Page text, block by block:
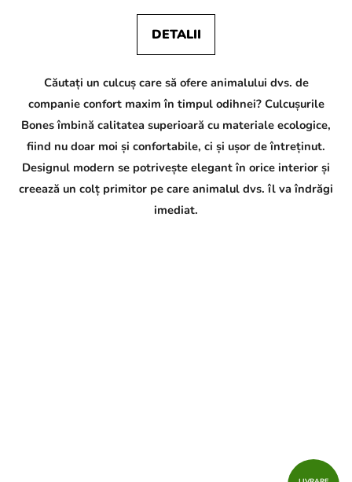
DETALII
Căutați un culcuș care să ofere animalului dvs. de
companie confort maxim în timpul odihnei? Culcușurile
Bones îmbină calitatea superioară cu materiale ecologice,
fiind nu doar moi și confortabile, ci și ușor de întreținut.
Designul modern se potrivește elegant în orice interior și
creează un colț primitor pe care animalul dvs. îl va îndrăgi
imediat.